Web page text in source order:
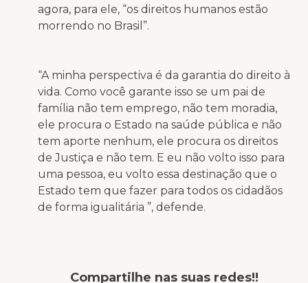
agora, para ele, “os direitos humanos estão
morrendo no Brasil”.
“A minha perspectiva é da garantia do direito à
vida. Como você garante isso se um pai de
família não tem emprego, não tem moradia,
ele procura o Estado na saúde pública e não
tem aporte nenhum, ele procura os direitos
de Justiça e não tem. E eu não volto isso para
uma pessoa, eu volto essa destinação que o
Estado tem que fazer para todos os cidadãos
de forma igualitária ”, defende.
Compartilhe nas suas redes!!